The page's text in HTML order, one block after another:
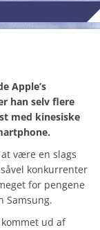
Apple’s
han selv flere
med kinesiske
være en slags
konkurrenter
for pengene
Samsung.
ud af